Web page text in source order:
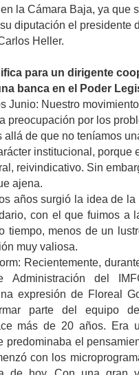
la Cámara Baja, ya que
diputación el presidente
Heller.
para un dirigente
banca en el Poder
Junio: Nuestro
preocupación por los
allá de que no teníamos
institucional, porque
reivindicativo. Sin
ajena.
años surgió la idea de la
con el que fuimos a
tiempo, menos de un
muy valiosa.
Recientemente,
Administración del
expresión de Floreal
parte del equipo de
más de 20 años. Era
predominaba el
con los